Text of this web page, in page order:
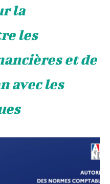
la
les
et de
avec les